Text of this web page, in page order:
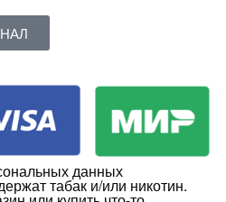
данных
табак и/или никотин.